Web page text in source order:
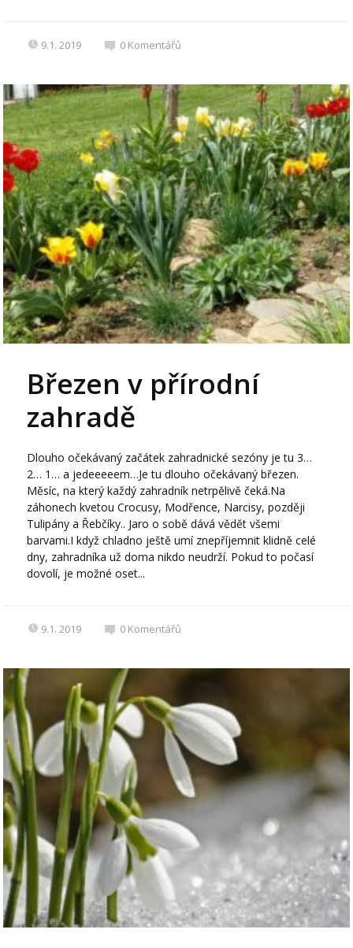
9.1. 2019 0 Komentářů
Březen v přírodní
zahradě
Dlouho očekávaný začátek zahradnické sezóny je tu 3…
2… 1… a jedeeeeem…Je tu dlouho očekávaný březen.
Měsíc, na který každý zahradník netrpělivě čeká.Na
záhonech kvetou Crocusy, Modřence, Narcisy, později
Tulipány a Řebčíky.. Jaro o sobě dává vědět všemi
barvami.I když chladno ještě umí znepříjemnit klidně celé
dny, zahradníka už doma nikdo neudrží. Pokud to počasí
dovolí, je možné oset...
9.1. 2019 0 Komentářů